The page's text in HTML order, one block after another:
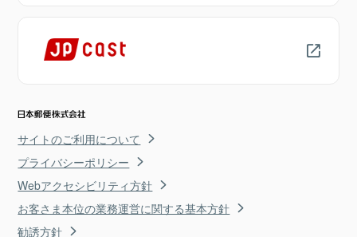
サイトのご利用について
プライバシーポリシー
Webアクセシビリティ方針
お客さま本位の業務運営に関する基本方針
勧誘方針